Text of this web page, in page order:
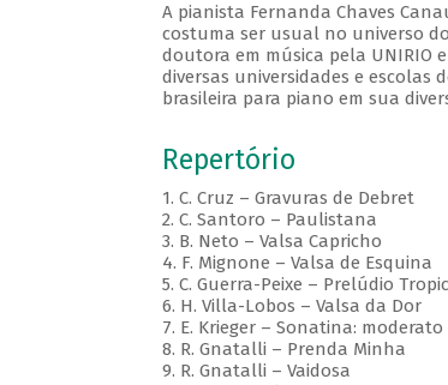
A pianista Fernanda Chaves
costuma ser usual no universo
doutora em música pela UNIRIO
diversas universidades e escolas
brasileira para piano em sua
Repertório
1. C. Cruz – Gravuras de Debret
2. C. Santoro – Paulistana
3. B. Neto – Valsa Capricho
4. F. Mignone – Valsa de Esquina
5. C. Guerra-Peixe – Prelúdio
6. H. Villa-Lobos – Valsa da Dor
7. E. Krieger – Sonatina:
8. R. Gnatalli – Prenda Minha
9. R. Gnatalli – Vaidosa